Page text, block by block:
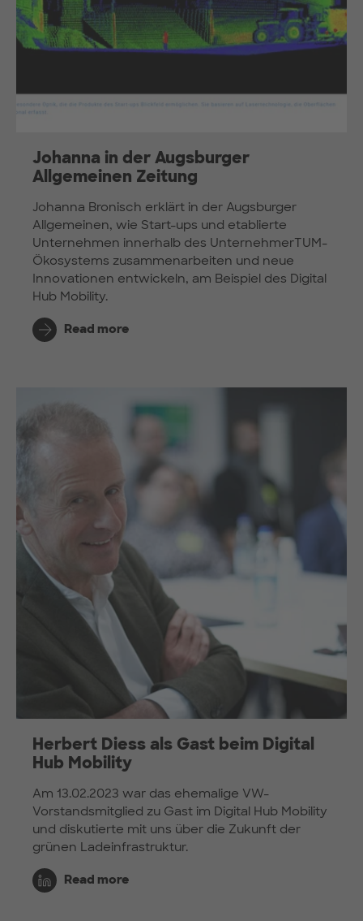
Johanna in der Augsburger
Allgemeinen Zeitung
Johanna Bronisch erklärt in der Augsburger
Allgemeinen, wie Start-ups und etablierte
Unternehmen innerhalb des UnternehmerTUM-
Ökosystems zusammenarbeiten und neue
Innovationen entwickeln, am Beispiel des Digital
Hub Mobility.
Read more
Herbert Diess als Gast beim Digital
Hub Mobility
Am 13.02.2023 war das ehemalige VW-
Vorstandsmitglied zu Gast im Digital Hub Mobility
und diskutierte mit uns über die Zukunft der
grünen Ladeinfrastruktur.
Read more